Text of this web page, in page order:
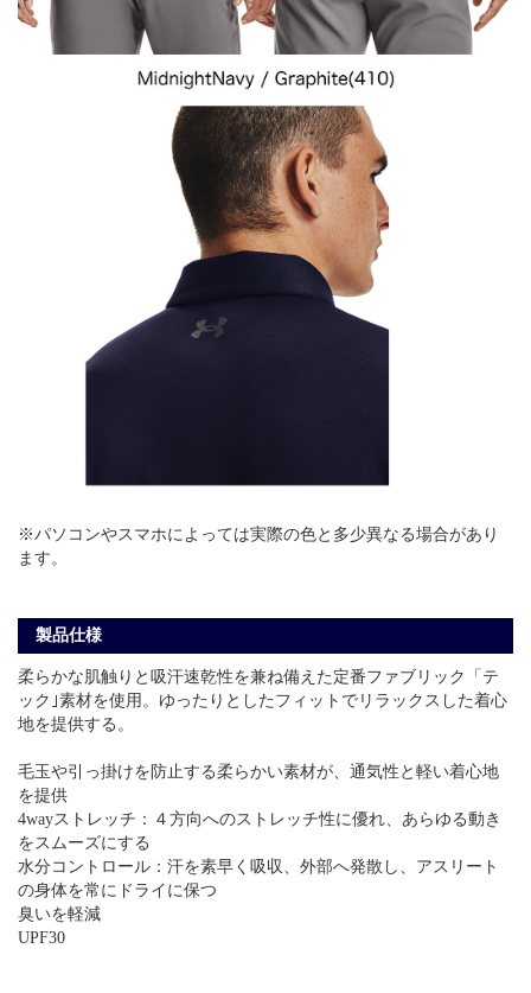
※パソコンやスマホによっては実際の色と多少異なる場合があり
ます。
製品仕様
柔らかな肌触りと吸汗速乾性を兼ね備えた定番ファブリック「テ
ック｣素材を使用。ゆったりとしたフィットでリラックスした着心
地を提供する。
毛玉や引っ掛けを防止する柔らかい素材が、通気性と軽い着心地
を提供
4wayストレッチ：４方向へのストレッチ性に優れ、あらゆる動き
をスムーズにする
水分コントロール：汗を素早く吸収、外部へ発散し、アスリート
の身体を常にドライに保つ
臭いを軽減
UPF30